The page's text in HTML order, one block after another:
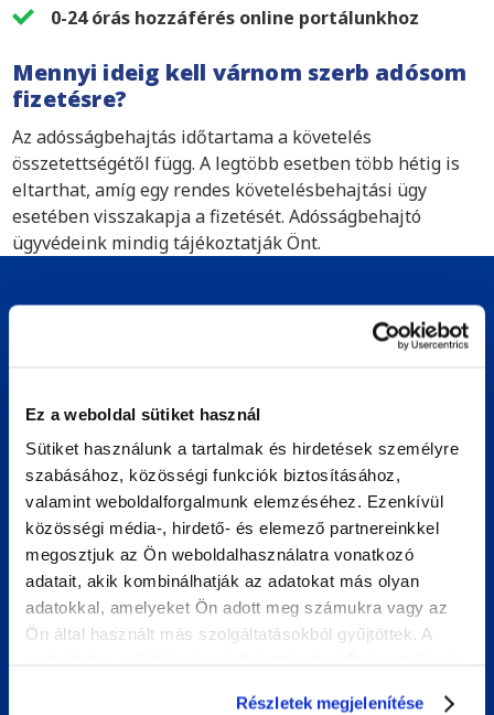
Ez a weboldal sütiket használ
Sütiket használunk a tartalmak és hirdetések személyre
szabásához, közösségi funkciók biztosításához,
valamint weboldalforgalmunk elemzéséhez. Ezenkívül
közösségi média-, hirdető- és elemező partnereinkkel
megosztjuk az Ön weboldalhasználatra vonatkozó
adatait, akik kombinálhatják az adatokat más olyan
adatokkal, amelyeket Ön adott meg számukra vagy az
Ön által használt más szolgáltatásokból gyűjtöttek. A
Részletek megjelenítése
0-24 órás hozzáférés online portálunkhoz
Mennyi ideig kell várnom szerb adósom
fizetésre?
Az adósságbehajtás időtartama a követelés
összetettségétől függ. A legtöbb esetben több hétig is
eltarthat, amíg egy rendes követelésbehajtási ügy
esetében visszakapja a fizetését. Adósságbehajtó
ügyvédeink mindig tájékoztatják Önt.
Kezdje a követelésbehajtást Szerbiában
Bierensre. Amíg szakértőink megtalálják a szükséges
következő helyzetekben tudunk segíteni Önnek:
A leszállított árukat vagy szolgáltatásokat nem fizetik
ki
A megvásárolt árukat vagy szolgáltatásokat nem
szállították le
A pénzkölcsönöket nem fizetik ki